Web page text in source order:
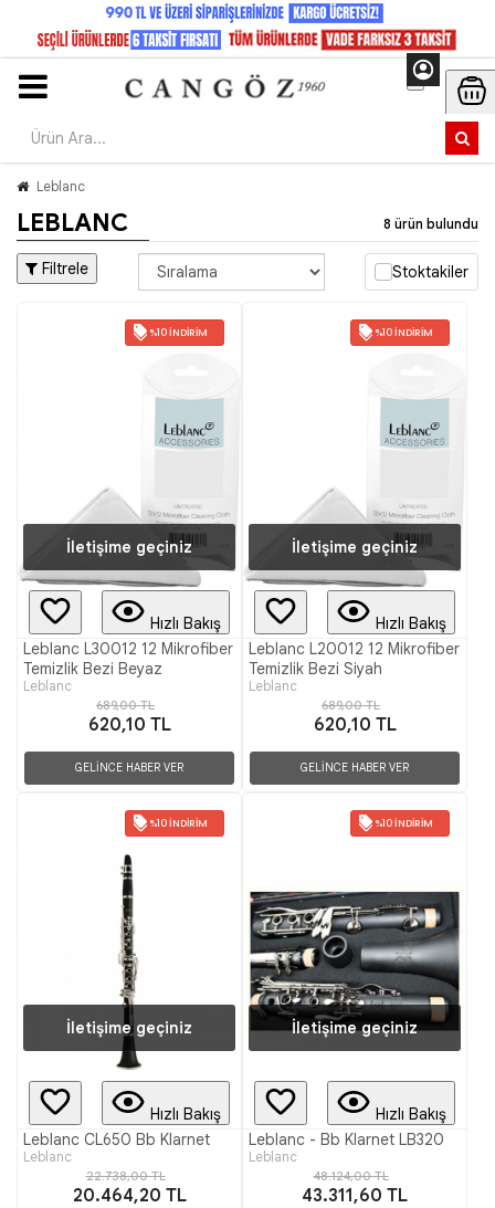
Leblanc
LEBLANC 8 ürün bulundu
Filtrele Stoktakiler
%10 İNDIRIM
İletişime geçiniz
Hızlı Bakış
Leblanc L30012 12 Mikrofiber
Temizlik Bezi Beyaz
Leblanc
689,00 TL
620,10 TL
GELİNCE HABER VER
%10 İNDIRIM
İletişime geçiniz
Hızlı Bakış
Leblanc L20012 12 Mikrofiber
Temizlik Bezi Siyah
Leblanc
689,00 TL
620,10 TL
GELİNCE HABER VER
%10 İNDIRIM
İletişime geçiniz
Hızlı Bakış
Leblanc CL650 Bb Klarnet
Leblanc
22.738,00 TL
20.464,20 TL
%10 İNDIRIM
İletişime geçiniz
Hızlı Bakış
Leblanc - Bb Klarnet LB320
Leblanc
48.124,00 TL
43.311,60 TL